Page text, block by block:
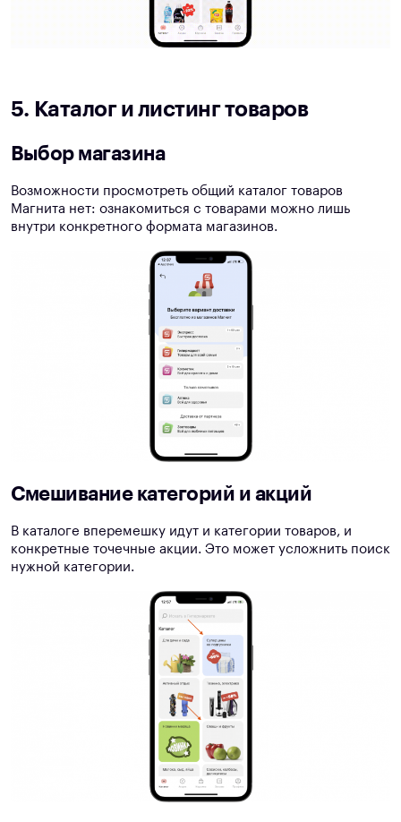
5. Каталог и листинг товаров
Выбор магазина
Возможности просмотреть общий каталог товаров
Магнита нет: ознакомиться с товарами можно лишь
внутри конкретного формата магазинов.
Смешивание категорий и акций
В каталоге вперемешку идут и категории товаров, и
конкретные точечные акции. Это может усложнить поиск
нужной категории.